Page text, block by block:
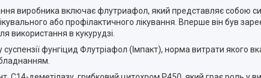
виробника включає флутриафол, який представляє собою
або профілактичного лікування. Вперше він був
використання в кукурудзі.
фунгіцид Флутріафол (Імпакт), норма витрати якого